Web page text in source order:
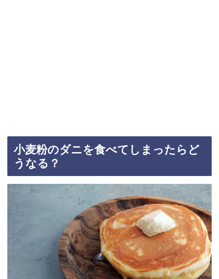
小麦粉のダニを食べてしまったらど
うなる？